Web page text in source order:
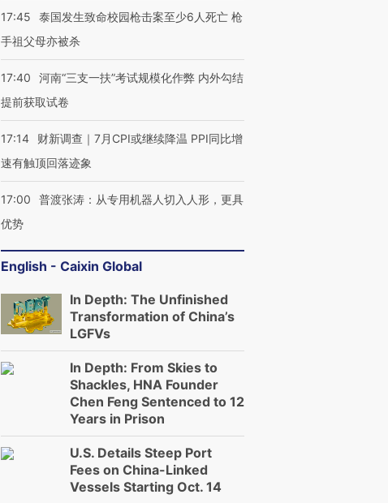
17:45
泰国发生致命校园枪击案至少6人死亡 枪
手祖父母亦被杀
17:40
河南“三支一扶”考试规模化作弊 内外勾结
提前获取试卷
17:14
财新调查｜7月CPI或继续降温 PPI同比增
速有触顶回落迹象
17:00
普渡张涛：从专用机器人切入人形，更具
优势
English - Caixin Global
In Depth: The Unfinished
Transformation of China’s
LGFVs
In Depth: From Skies to
Shackles, HNA Founder
Chen Feng Sentenced to 12
Years in Prison
U.S. Details Steep Port
Fees on China-Linked
Vessels Starting Oct. 14